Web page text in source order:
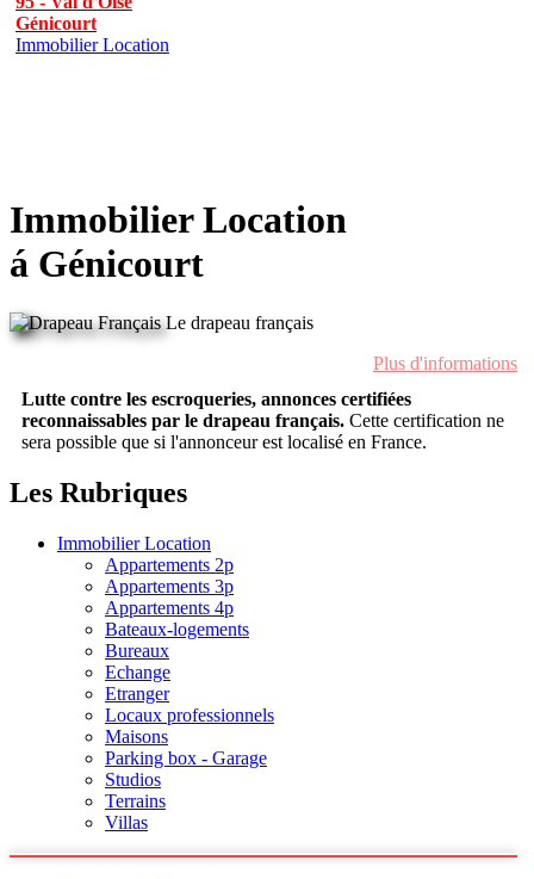
Génicourt
Immobilier Location
Immobilier Location
á Génicourt
Le drapeau français
Plus d'informations
Lutte contre les escroqueries, annonces certifiées
reconnaissables par le drapeau français. Cette certification ne
sera possible que si l'annonceur est localisé en France.
Les Rubriques
Immobilier Location
Appartements 2p
Appartements 3p
Appartements 4p
Bateaux-logements
Bureaux
Echange
Etranger
Locaux professionnels
Maisons
Parking box - Garage
Studios
Terrains
Villas